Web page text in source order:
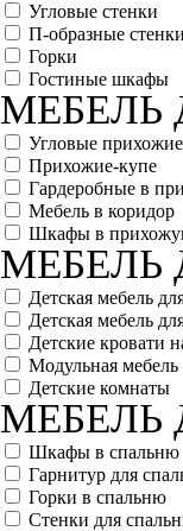
Угловые стенки
П-образные стенки
Горки
Гостиные шкафы
МЕБЕЛЬ
Угловые прихожие
Прихожие-купе
Гардеробные в
Мебель в коридор
Шкафы в
МЕБЕЛЬ
Детская мебель
Детская мебель
Детские кровати
Модульная мебель
Детские комнаты
МЕБЕЛЬ
Шкафы в спальню
Гарнитур для
Горки в спальню
Стенки для